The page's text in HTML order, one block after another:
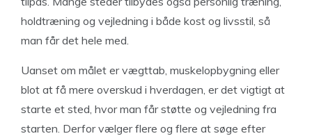
holdtræning og vejledning i både kost og livsstil, så
man får det hele med.
Uanset om målet er vægttab, muskelopbygning eller
blot at få mere overskud i hverdagen, er det vigtigt at
starte et sted, hvor man får støtte og vejledning fra
starten. Derfor vælger flere og flere at søge efter